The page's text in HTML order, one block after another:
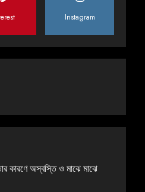
Instagram
কারণে অস্বস্তি ও মাঝে মাঝে